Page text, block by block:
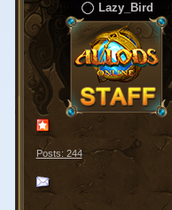
Lazy_Bird
Posts: 244